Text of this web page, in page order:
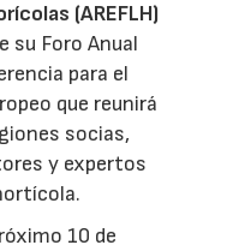
(AREFLH)
su Foro Anual
para el
que reunirá
socias,
y expertos
10 de